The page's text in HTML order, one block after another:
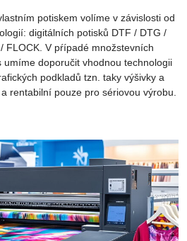
potiskem volíme v závislosti od
digitálních potisků DTF / DTG /
FLOCK. V pŕípadé množstevních
doporučit vhodnou technologii
podkladů tzn. taky výšivky a
rentabilní pouze pro sériovou výrobu.